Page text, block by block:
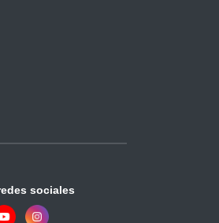
sociales